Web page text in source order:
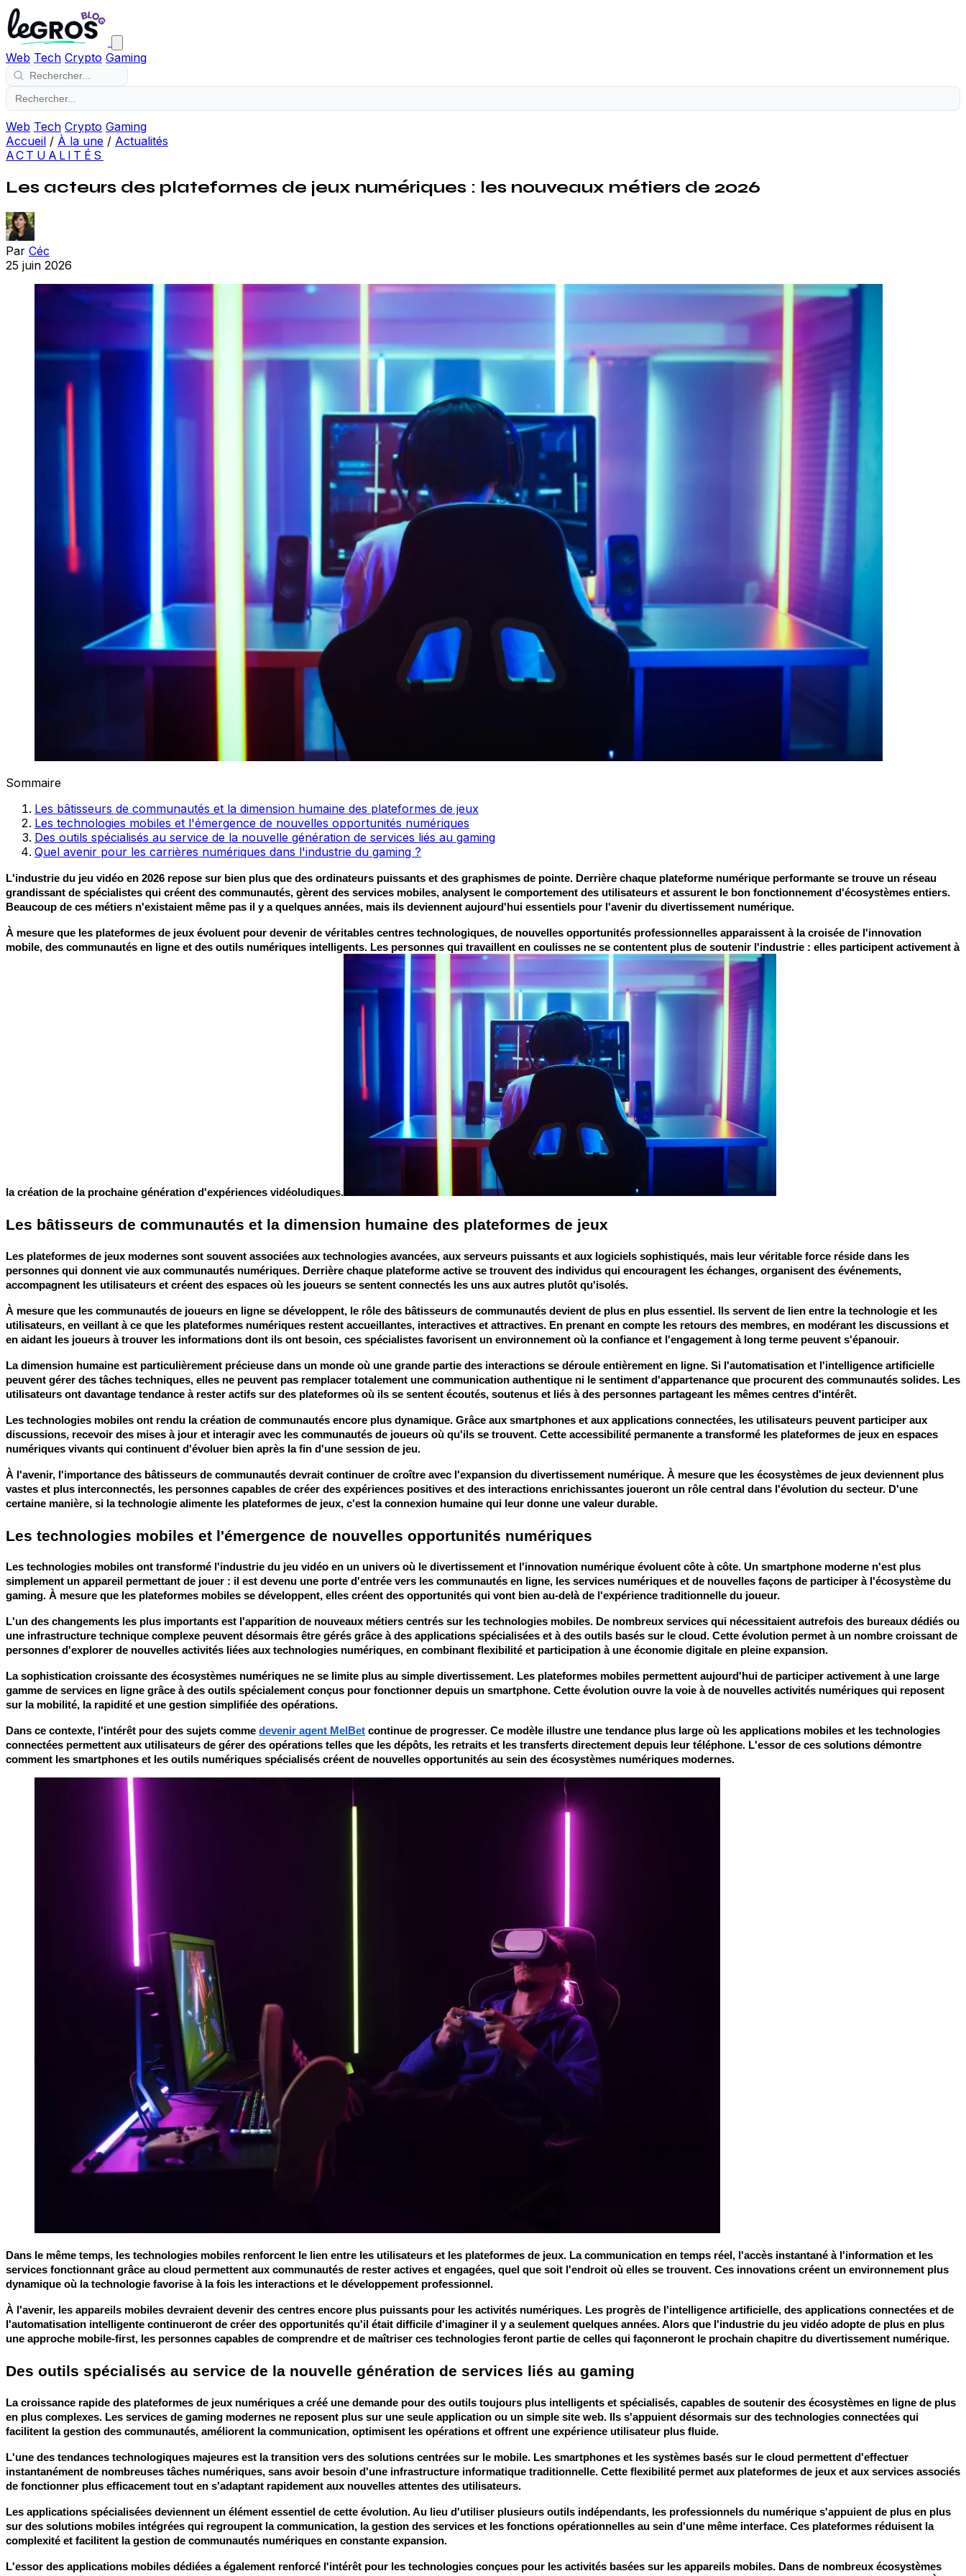
Web Tech Crypto Gaming
Web Tech Crypto Gaming
Accueil / À la une / Actualités
ACTUALITÉS
Les acteurs des plateformes de jeux numériques : les nouveaux métiers de 2026
Par Céc
25 juin 2026
Sommaire
Les bâtisseurs de communautés et la dimension humaine des plateformes de jeux
Les technologies mobiles et l'émergence de nouvelles opportunités numériques
Des outils spécialisés au service de la nouvelle génération de services liés au gaming
Quel avenir pour les carrières numériques dans l'industrie du gaming ?
L'industrie du jeu vidéo en 2026 repose sur bien plus que des ordinateurs puissants et des graphismes de pointe. Derrière chaque plateforme numérique performante se trouve un réseau
grandissant de spécialistes qui créent des communautés, gèrent des services mobiles, analysent le comportement des utilisateurs et assurent le bon fonctionnement d'écosystèmes entiers.
Beaucoup de ces métiers n'existaient même pas il y a quelques années, mais ils deviennent aujourd'hui essentiels pour l'avenir du divertissement numérique.
À mesure que les plateformes de jeux évoluent pour devenir de véritables centres technologiques, de nouvelles opportunités professionnelles apparaissent à la croisée de l'innovation
mobile, des communautés en ligne et des outils numériques intelligents. Les personnes qui travaillent en coulisses ne se contentent plus de soutenir l'industrie : elles participent activement à
la création de la prochaine génération d'expériences vidéoludiques.
Les bâtisseurs de communautés et la dimension humaine des plateformes de jeux
Les plateformes de jeux modernes sont souvent associées aux technologies avancées, aux serveurs puissants et aux logiciels sophistiqués, mais leur véritable force réside dans les
personnes qui donnent vie aux communautés numériques. Derrière chaque plateforme active se trouvent des individus qui encouragent les échanges, organisent des événements,
accompagnent les utilisateurs et créent des espaces où les joueurs se sentent connectés les uns aux autres plutôt qu'isolés.
À mesure que les communautés de joueurs en ligne se développent, le rôle des bâtisseurs de communautés devient de plus en plus essentiel. Ils servent de lien entre la technologie et les
utilisateurs, en veillant à ce que les plateformes numériques restent accueillantes, interactives et attractives. En prenant en compte les retours des membres, en modérant les discussions et
en aidant les joueurs à trouver les informations dont ils ont besoin, ces spécialistes favorisent un environnement où la confiance et l'engagement à long terme peuvent s'épanouir.
La dimension humaine est particulièrement précieuse dans un monde où une grande partie des interactions se déroule entièrement en ligne. Si l'automatisation et l'intelligence artificielle
peuvent gérer des tâches techniques, elles ne peuvent pas remplacer totalement une communication authentique ni le sentiment d'appartenance que procurent des communautés solides. Les
utilisateurs ont davantage tendance à rester actifs sur des plateformes où ils se sentent écoutés, soutenus et liés à des personnes partageant les mêmes centres d'intérêt.
Les technologies mobiles ont rendu la création de communautés encore plus dynamique. Grâce aux smartphones et aux applications connectées, les utilisateurs peuvent participer aux
discussions, recevoir des mises à jour et interagir avec les communautés de joueurs où qu'ils se trouvent. Cette accessibilité permanente a transformé les plateformes de jeux en espaces
numériques vivants qui continuent d'évoluer bien après la fin d'une session de jeu.
À l'avenir, l'importance des bâtisseurs de communautés devrait continuer de croître avec l'expansion du divertissement numérique. À mesure que les écosystèmes de jeux deviennent plus
vastes et plus interconnectés, les personnes capables de créer des expériences positives et des interactions enrichissantes joueront un rôle central dans l'évolution du secteur. D'une
certaine manière, si la technologie alimente les plateformes de jeux, c'est la connexion humaine qui leur donne une valeur durable.
Les technologies mobiles et l'émergence de nouvelles opportunités numériques
Les technologies mobiles ont transformé l'industrie du jeu vidéo en un univers où le divertissement et l'innovation numérique évoluent côte à côte. Un smartphone moderne n'est plus
simplement un appareil permettant de jouer : il est devenu une porte d'entrée vers les communautés en ligne, les services numériques et de nouvelles façons de participer à l'écosystème du
gaming. À mesure que les plateformes mobiles se développent, elles créent des opportunités qui vont bien au-delà de l'expérience traditionnelle du joueur.
L'un des changements les plus importants est l'apparition de nouveaux métiers centrés sur les technologies mobiles. De nombreux services qui nécessitaient autrefois des bureaux dédiés ou
une infrastructure technique complexe peuvent désormais être gérés grâce à des applications spécialisées et à des outils basés sur le cloud. Cette évolution permet à un nombre croissant de
personnes d'explorer de nouvelles activités liées aux technologies numériques, en combinant flexibilité et participation à une économie digitale en pleine expansion.
La sophistication croissante des écosystèmes numériques ne se limite plus au simple divertissement. Les plateformes mobiles permettent aujourd'hui de participer activement à une large
gamme de services en ligne grâce à des outils spécialement conçus pour fonctionner depuis un smartphone. Cette évolution ouvre la voie à de nouvelles activités numériques qui reposent
sur la mobilité, la rapidité et une gestion simplifiée des opérations.
Dans ce contexte, l'intérêt pour des sujets comme devenir agent MelBet continue de progresser. Ce modèle illustre une tendance plus large où les applications mobiles et les technologies
connectées permettent aux utilisateurs de gérer des opérations telles que les dépôts, les retraits et les transferts directement depuis leur téléphone. L'essor de ces solutions démontre
comment les smartphones et les outils numériques spécialisés créent de nouvelles opportunités au sein des écosystèmes numériques modernes.
Dans le même temps, les technologies mobiles renforcent le lien entre les utilisateurs et les plateformes de jeux. La communication en temps réel, l'accès instantané à l'information et les
services fonctionnant grâce au cloud permettent aux communautés de rester actives et engagées, quel que soit l'endroit où elles se trouvent. Ces innovations créent un environnement plus
dynamique où la technologie favorise à la fois les interactions et le développement professionnel.
À l'avenir, les appareils mobiles devraient devenir des centres encore plus puissants pour les activités numériques. Les progrès de l'intelligence artificielle, des applications connectées et de
l'automatisation intelligente continueront de créer des opportunités qu'il était difficile d'imaginer il y a seulement quelques années. Alors que l'industrie du jeu vidéo adopte de plus en plus
une approche mobile-first, les personnes capables de comprendre et de maîtriser ces technologies feront partie de celles qui façonneront le prochain chapitre du divertissement numérique.
Des outils spécialisés au service de la nouvelle génération de services liés au gaming
La croissance rapide des plateformes de jeux numériques a créé une demande pour des outils toujours plus intelligents et spécialisés, capables de soutenir des écosystèmes en ligne de plus
en plus complexes. Les services de gaming modernes ne reposent plus sur une seule application ou un simple site web. Ils s'appuient désormais sur des technologies connectées qui
facilitent la gestion des communautés, améliorent la communication, optimisent les opérations et offrent une expérience utilisateur plus fluide.
L'une des tendances technologiques majeures est la transition vers des solutions centrées sur le mobile. Les smartphones et les systèmes basés sur le cloud permettent d'effectuer
instantanément de nombreuses tâches numériques, sans avoir besoin d'une infrastructure informatique traditionnelle. Cette flexibilité permet aux plateformes de jeux et aux services associés
de fonctionner plus efficacement tout en s'adaptant rapidement aux nouvelles attentes des utilisateurs.
Les applications spécialisées deviennent un élément essentiel de cette évolution. Au lieu d'utiliser plusieurs outils indépendants, les professionnels du numérique s'appuient de plus en plus
sur des solutions mobiles intégrées qui regroupent la communication, la gestion des services et les fonctions opérationnelles au sein d'une même interface. Ces plateformes réduisent la
complexité et facilitent la gestion de communautés numériques en constante expansion.
L'essor des applications mobiles dédiées a également renforcé l'intérêt pour les technologies conçues pour les activités basées sur les appareils mobiles. Dans de nombreux écosystèmes